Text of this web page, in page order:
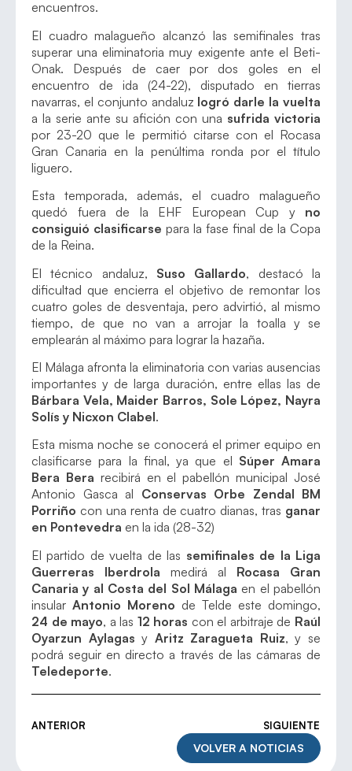
encuentros.
El cuadro malagueño alcanzó las semifinales tras
superar una eliminatoria muy exigente ante el Beti-
Onak. Después de caer por dos goles en el
encuentro de ida (24-22), disputado en tierras
navarras, el conjunto andaluz logró darle la vuelta
a la serie ante su afición con una sufrida victoria
por 23-20 que le permitió citarse con el Rocasa
Gran Canaria en la penúltima ronda por el título
liguero.
Esta temporada, además, el cuadro malagueño
quedó fuera de la EHF European Cup y no
consiguió clasificarse para la fase final de la Copa
de la Reina.
El técnico andaluz, Suso Gallardo, destacó la
dificultad que encierra el objetivo de remontar los
cuatro goles de desventaja, pero advirtió, al mismo
tiempo, de que no van a arrojar la toalla y se
emplearán al máximo para lograr la hazaña.
El Málaga afronta la eliminatoria con varias ausencias
importantes y de larga duración, entre ellas las de
Bárbara Vela, Maider Barros, Sole López, Nayra
Solís y Nicxon Clabel.
Esta misma noche se conocerá el primer equipo en
clasificarse para la final, ya que el Súper Amara
Bera Bera recibirá en el pabellón municipal José
Antonio Gasca al Conservas Orbe Zendal BM
Porriño con una renta de cuatro dianas, tras ganar
en Pontevedra en la ida (28-32)
El partido de vuelta de las semifinales de la Liga
Guerreras Iberdrola medirá al Rocasa Gran
Canaria y al Costa del Sol Málaga en el pabellón
insular Antonio Moreno de Telde este domingo,
24 de mayo, a las 12 horas con el arbitraje de Raúl
Oyarzun Aylagas y Aritz Zaragueta Ruiz, y se
podrá seguir en directo a través de las cámaras de
Teledeporte.
ANTERIOR SIGUIENTE
VOLVER A NOTICIAS